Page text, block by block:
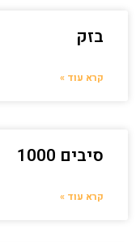
בזק
קרא עוד »
סיבים 1000
קרא עוד »